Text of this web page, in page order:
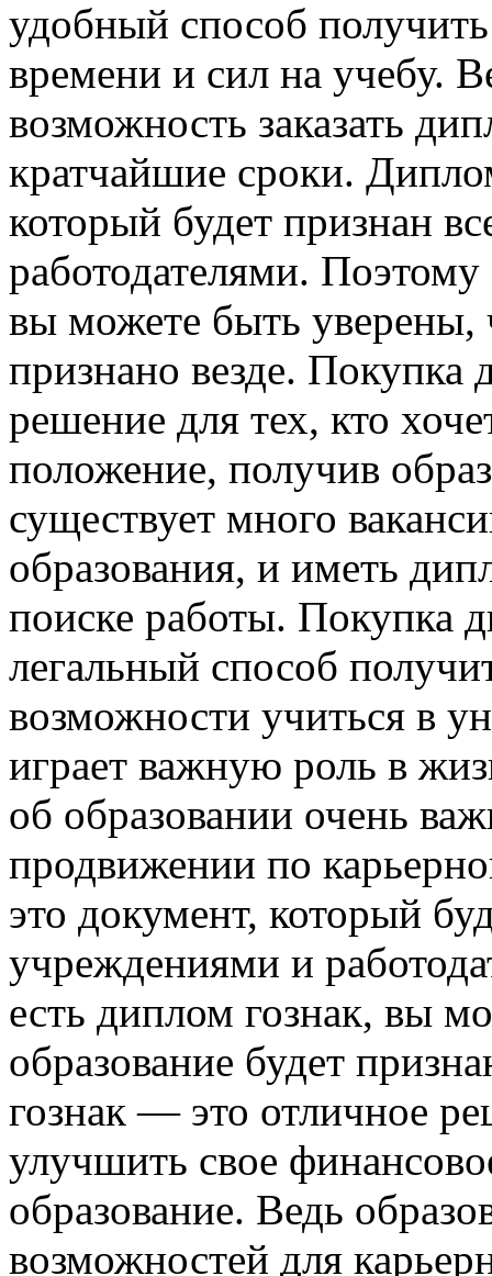
удобный способ
времени и сил на учебу.
возможность заказать
кратчайшие сроки.
который будет признан
работодателями. Поэтому
вы можете быть уверены,
признано везде. Покупка
решение для тех, кто
положение, получив
существует много
образования, и иметь
поиске работы. Покупка
легальный способ
возможности учиться в
играет важную роль в
об образовании очень
продвижении по
это документ, который
учреждениями и
есть диплом гознак, вы
образование будет
гознак — это отличное
улучшить свое
образование. Ведь
возможностей для